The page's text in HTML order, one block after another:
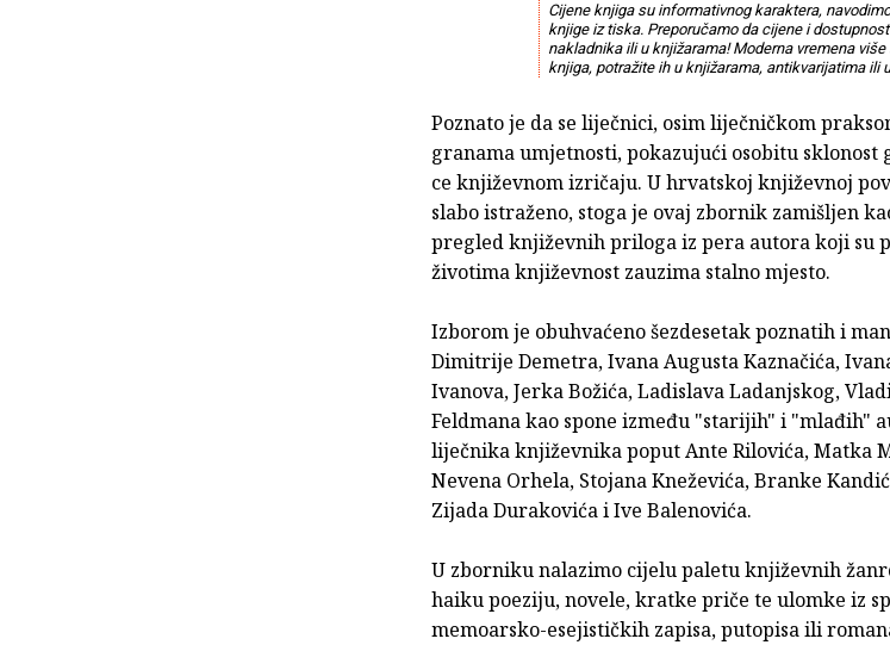
Cijene knjiga su informativnog karaktera,
knjige iz tiska. Preporučamo da cijene i
nakladnika ili u knjižarama! Moderna vremena više
knjiga, potražite ih u knjižarama, antikvarijatima ili
Poznato je da se liječnici, osim liječničkom
granama umjetnosti, pokazujući osobitu
ce književnom izričaju. U hrvatskoj književnoj
slabo istraženo, stoga je ovaj zbornik zamišljen
pregled književnih priloga iz pera autora koji su
životima književnost zauzima stalno mjesto.
Izborom je obuhvaćeno šezdesetak pozna­tih i
Dimitrije Demetra, Ivana Augusta Kaznačića,
Ivanova, Jerka Božića, Ladislava Ladanj­skog,
Feldmana kao spone između "starijih" i "mlađih"
liječnika književnika poput Ante Rilovića, Matka
Nevena Orhela, Stojana Kneževića, Branke
Zijada Durakovića i Ive Balenovića.
U zbor­niku nalazimo cijelu paletu književnih
haiku poeziju, novele, kratke priče te ulomke iz
memoarsko-esejističkih zapisa, putopisa ili